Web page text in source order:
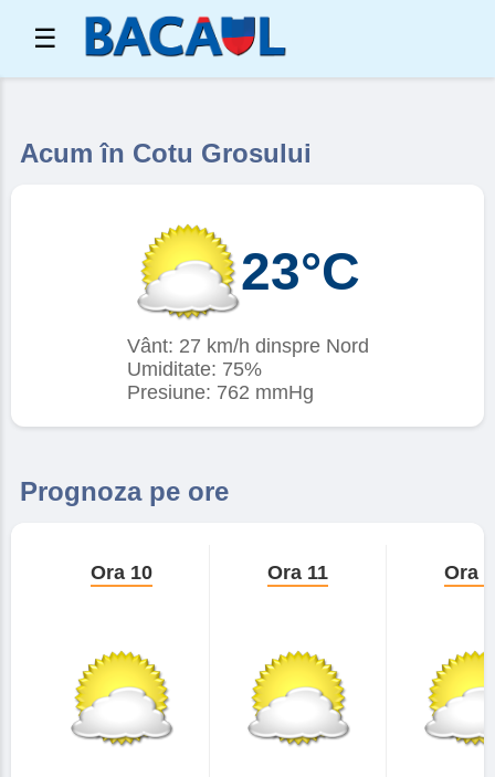
☰
Acum în Cotu Grosului
23°C
Vânt: 27 km/h dinspre Nord
Umiditate: 75%
Presiune: 762 mmHg
Prognoza pe ore
Ora 10 Ora 11 Ora